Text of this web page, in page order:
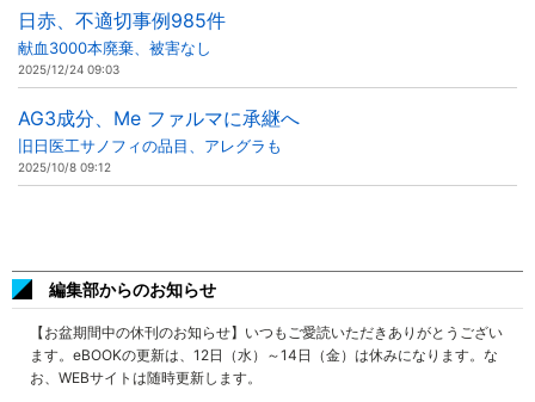
日赤、不適切事例985件
献血3000本廃棄、被害なし
2025/12/24 09:03
AG3成分、Me ファルマに承継へ
旧日医工サノフィの品目、アレグラも
2025/10/8 09:12
編集部からのお知らせ
【お盆期間中の休刊のお知らせ】いつもご愛読いただきありがとうござい
ます。eBOOKの更新は、12日（水）～14日（金）は休みになります。な
お、WEBサイトは随時更新します。